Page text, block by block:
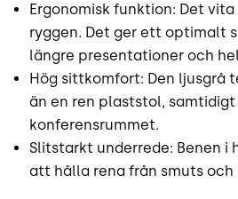
Ergonomisk funktion: Det
ryggen. Det ger ett optimalt
längre presentationer och
Hög sittkomfort: Den ljusgrå
än en ren plaststol,
konferensrummet.
Slitstarkt underrede: Benen
att hålla rena från smuts och